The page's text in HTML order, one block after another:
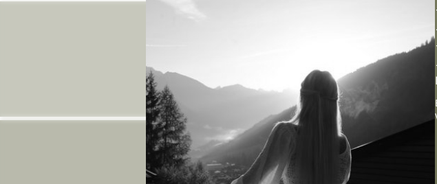
Join the adventure.
Arpuria | Gastigweg 37 6580